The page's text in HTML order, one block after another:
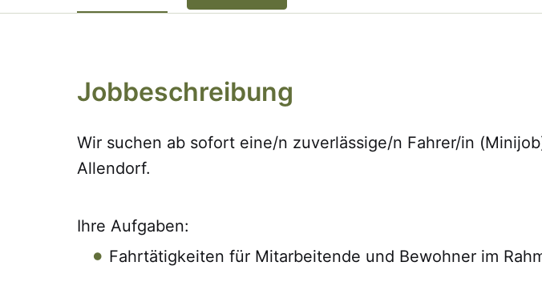
Jobbeschreibung
Wir suchen ab sofort eine/n zuverlässige/n Fahrer/in
Allendorf.
Ihre Aufgaben:
Fahrtätigkeiten für Mitarbeitende und Bewohner im